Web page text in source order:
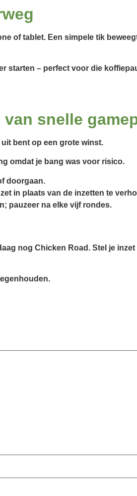
of tablet. Een simpele tik
starten – perfect voor die
snelle
bent op een grote winst.
omdat je bang was voor risico.
doorgaan.
in plaats van de inzetten te
pauzeer na elke vijf rondes.
nog Chicken Road. Stel je